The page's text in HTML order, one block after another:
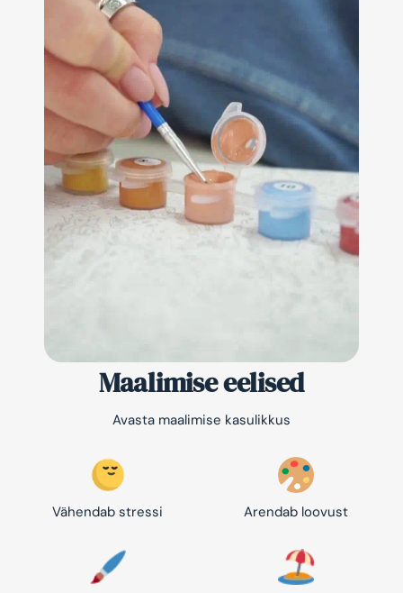
Maalimise eelised
Avasta maalimise kasulikkus
Vähendab stressi Arendab loovust